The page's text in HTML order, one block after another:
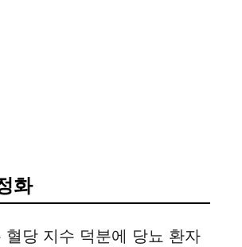
화
혈당 지수 덕분에 당뇨 환자